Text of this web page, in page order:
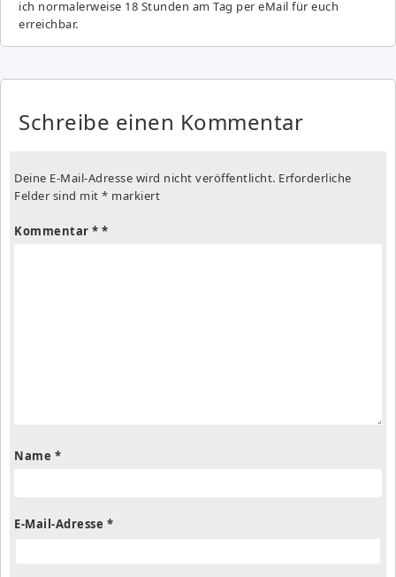
ich normalerweise 18 Stunden am Tag per eMail für euch
erreichbar.
Schreibe einen Kommentar
Deine E-Mail-Adresse wird nicht veröffentlicht. Erforderliche
Felder sind mit * markiert
Kommentar *
Name *
E-Mail-Adresse *